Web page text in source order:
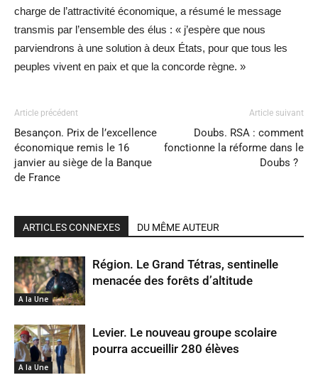
charge de l’attractivité économique, a résumé le message
transmis par l’ensemble des élus : « j’espère que nous
parviendrons à une solution à deux États, pour que tous les
peuples vivent en paix et que la concorde règne. »
Article précédent
Besançon. Prix de l’excellence
économique remis le 16
janvier au siège de la Banque
de France
Article suivant
Doubs. RSA : comment
fonctionne la réforme dans le
Doubs ?
ARTICLES CONNEXES DU MÊME AUTEUR
A la Une
Région. Le Grand Tétras, sentinelle
menacée des forêts d’altitude
A la Une
Levier. Le nouveau groupe scolaire
pourra accueillir 280 élèves